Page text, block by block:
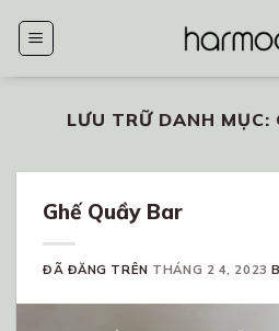
đến
LƯU TRỮ DANH MỤC:
Ghế Quầy Bar
ĐÃ ĐĂNG TRÊN THÁNG 2 4, 2023